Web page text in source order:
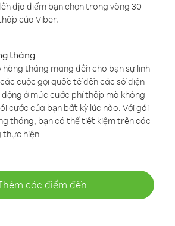
địa điểm bạn chọn trong vòng 30
của Viber.
tháng
tháng mang đến cho bạn sự linh
cuộc gọi quốc tế đến các số điện
ở mức cước phí thấp mà không
cước của bạn bất kỳ lúc nào. Với gói
tháng, bạn có thể tiết kiệm trên các
thực hiện
các điểm đến